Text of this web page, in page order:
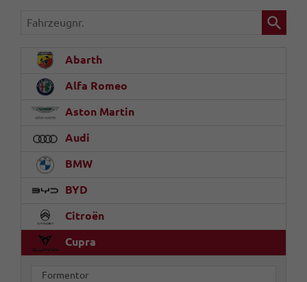
Fahrzeugnr.
Abarth
Alfa Romeo
Aston Martin
Audi
BMW
BYD
Citroën
Cupra
Formentor